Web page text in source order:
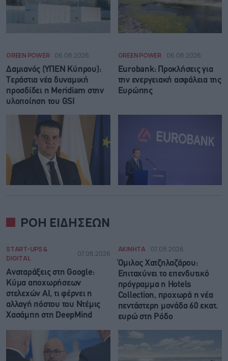
GREEN POWER 06.08.2026
Δαμιανός (ΥΠΕΝ Κύπρου):
Τεράστια νέα δυναμική
προσδίδει η Meridiam στην
υλοποίηση του GSI
GREEN POWER 06.08.2026
Eurobank: Προκλήσεις για
την ενεργειακή ασφάλεια της
Ευρώπης
ΡΟΗ ΕΙΔΗΣΕΩΝ
START-UPS &
DIGITAL
07.08.2026
Αναταράξεις στη Google:
Κύμα αποχωρήσεων
στελεχών AI, τι φέρνει η
αλλαγή πόστου του Ντέμις
Χασάμπη στη DeepMind
ΑΚΙΝΗΤΑ 07.08.2026
Όμιλος Χατζηλαζάρου:
Επιταχύνει το επενδυτικό
πρόγραμμα η Hotels
Collection, προχωρά η νέα
πεντάστερη μονάδα 60 εκατ.
ευρώ στη Ρόδο